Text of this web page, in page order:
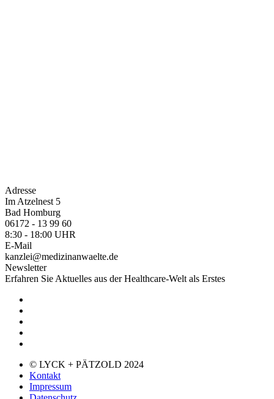
Adresse
Im Atzelnest 5
Bad Homburg
06172 - 13 99 60
8:30 - 18:00 UHR
E-Mail
kanzlei@medizinanwaelte.de
Newsletter
Erfahren Sie Aktuelles aus der Healthcare-Welt als Erstes
© LYCK + PÄTZOLD 2024
Kontakt
Impressum